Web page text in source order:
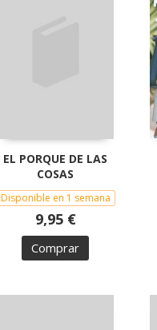
EL PORQUE DE LAS
COSAS
Disponible en 1 semana
9,95 €
Comprar